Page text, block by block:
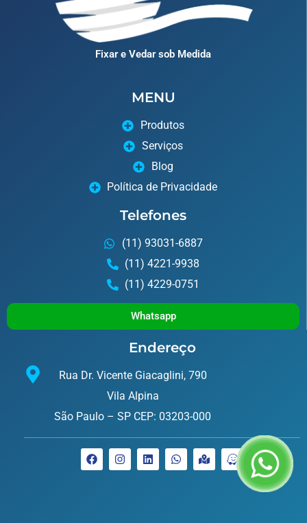
Fixar e Vedar sob Medida
MENU
Produtos
Serviços
Blog
Política de Privacidade
Telefones
(11) 93031-6887
(11) 4221-9938
(11) 4229-0751
Whatsapp
Endereço
Rua Dr. Vicente Giacaglini, 790
Vila Alpina
São Paulo – SP CEP: 03203-000